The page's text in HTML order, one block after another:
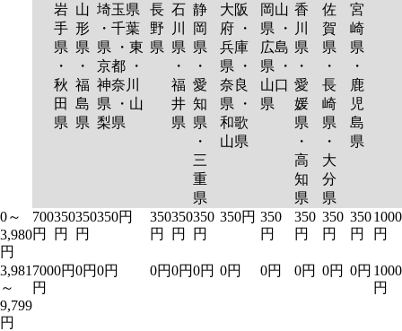
岩
手
県
・
秋
田
県
山
形
県
・
福
島
県
埼玉県
・千葉
県 ・東
京都 ・
神奈川
県 ・山
梨県
長
野
県
石
川
県
・
福
井
県
静
岡
県
・
愛
知
県
・
三
重
県
大阪
府 ・
兵庫
県 ・
奈良
県 ・
和歌
山県
岡山
県 ・
広島
県 ・
山口
県
香
川
県
・
愛
媛
県
・
高
知
県
佐
賀
県
・
長
崎
県
・
大
分
県
宮
崎
県
・
鹿
児
島
県
0～
3,980
円
700
円
350
円
350
円
350円
350
円
350
円
350
円
350円 350
円
350
円
350
円
350
円
1000
円
3,981
～
9,799
円
700
円
0円0円0円 0円0円0円 0円 0円 0円 0円 0円 1000
円